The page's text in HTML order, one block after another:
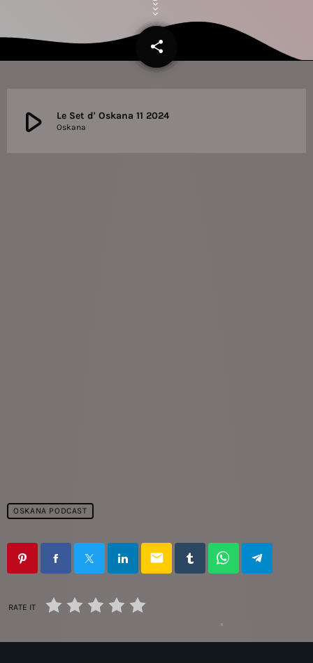
share
email
play_arrow Le Set d' Oskana 11 2024
Oskana
OSKANA PODCAST
email
RATE IT